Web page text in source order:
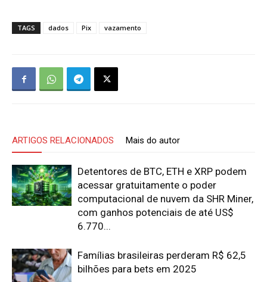
TAGS dados Pix vazamento
ARTIGOS RELACIONADOS Mais do autor
Detentores de BTC, ETH e XRP podem
acessar gratuitamente o poder
computacional de nuvem da SHR Miner,
com ganhos potenciais de até US$
6.770...
Famílias brasileiras perderam R$ 62,5
bilhões para bets em 2025